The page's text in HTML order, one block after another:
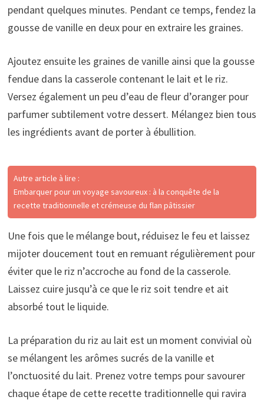
pendant quelques minutes. Pendant ce temps, fendez la
gousse de vanille en deux pour en extraire les graines.
Ajoutez ensuite les graines de vanille ainsi que la gousse
fendue dans la casserole contenant le lait et le riz.
Versez également un peu d’eau de fleur d’oranger pour
parfumer subtilement votre dessert. Mélangez bien tous
les ingrédients avant de porter à ébullition.
Autre article à lire :
Embarquer pour un voyage savoureux : à la conquête de la
recette traditionnelle et crémeuse du flan pâtissier
Une fois que le mélange bout, réduisez le feu et laissez
mijoter doucement tout en remuant régulièrement pour
éviter que le riz n’accroche au fond de la casserole.
Laissez cuire jusqu’à ce que le riz soit tendre et ait
absorbé tout le liquide.
La préparation du riz au lait est un moment convivial où
se mélangent les arômes sucrés de la vanille et
l’onctuosité du lait. Prenez votre temps pour savourer
chaque étape de cette recette traditionnelle qui ravira